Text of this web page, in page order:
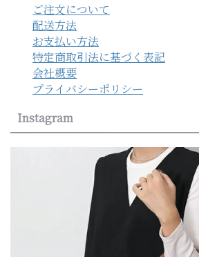
ご注文について
配送方法
お支払い方法
特定商取引法に基づく表記
会社概要
プライバシーポリシー
Instagram